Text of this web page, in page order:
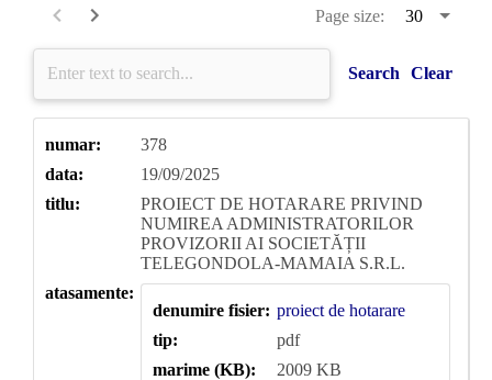
Page size:
Search Clear
numar:
378
data:
19/09/2025
titlu:
PROIECT DE HOTARARE PRIVIND
NUMIREA ADMINISTRATORILOR
PROVIZORII AI SOCIETĂȚII
TELEGONDOLA-MAMAIA S.R.L.
atasamente:
denumire fisier: proiect de hotarare
tip:
pdf
marime (KB):
2009 KB